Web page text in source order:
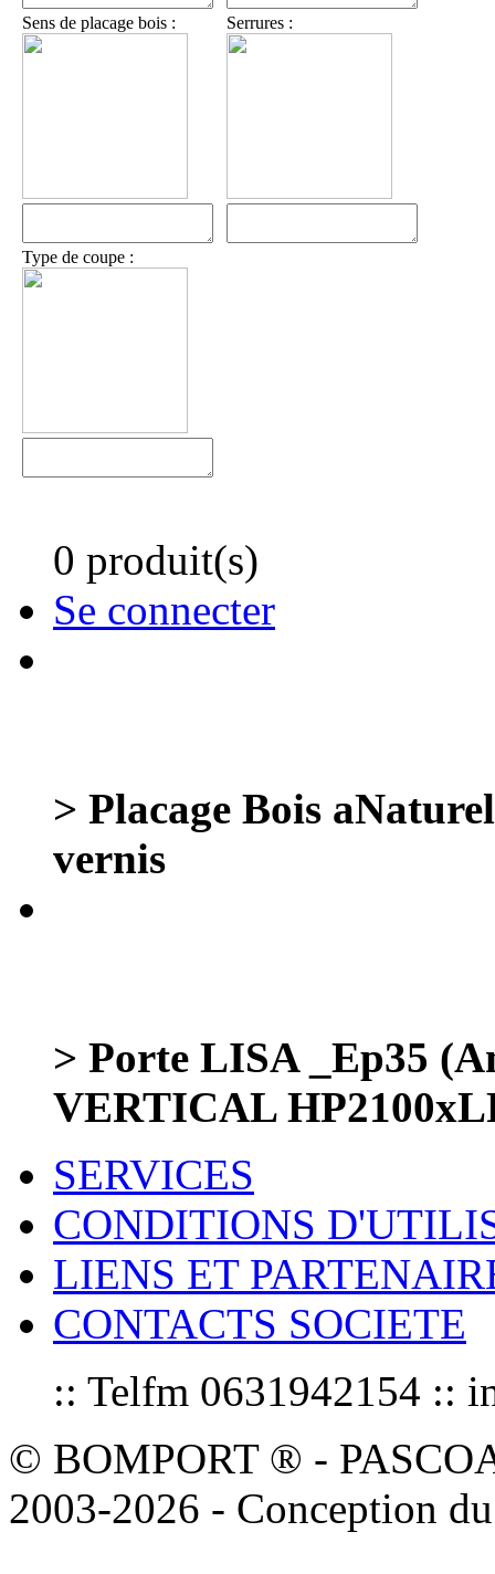
Sens de placage bois :
Type de coupe :
Serrures :
0 produit(s)
Se connecter
> Placage Bois
vernis
> Porte LISA _Ep35
VERTICAL
SERVICES
CONDITIONS
LIENS ET
CONTACTS SOCIETE
:: Telfm 0631942154 ::
© BOMPORT ® -
2003-2026 - Conception